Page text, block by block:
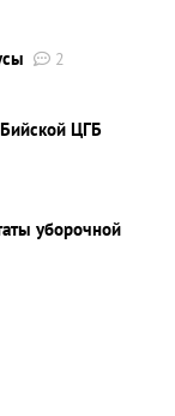
2
ЦГБ
уборочной